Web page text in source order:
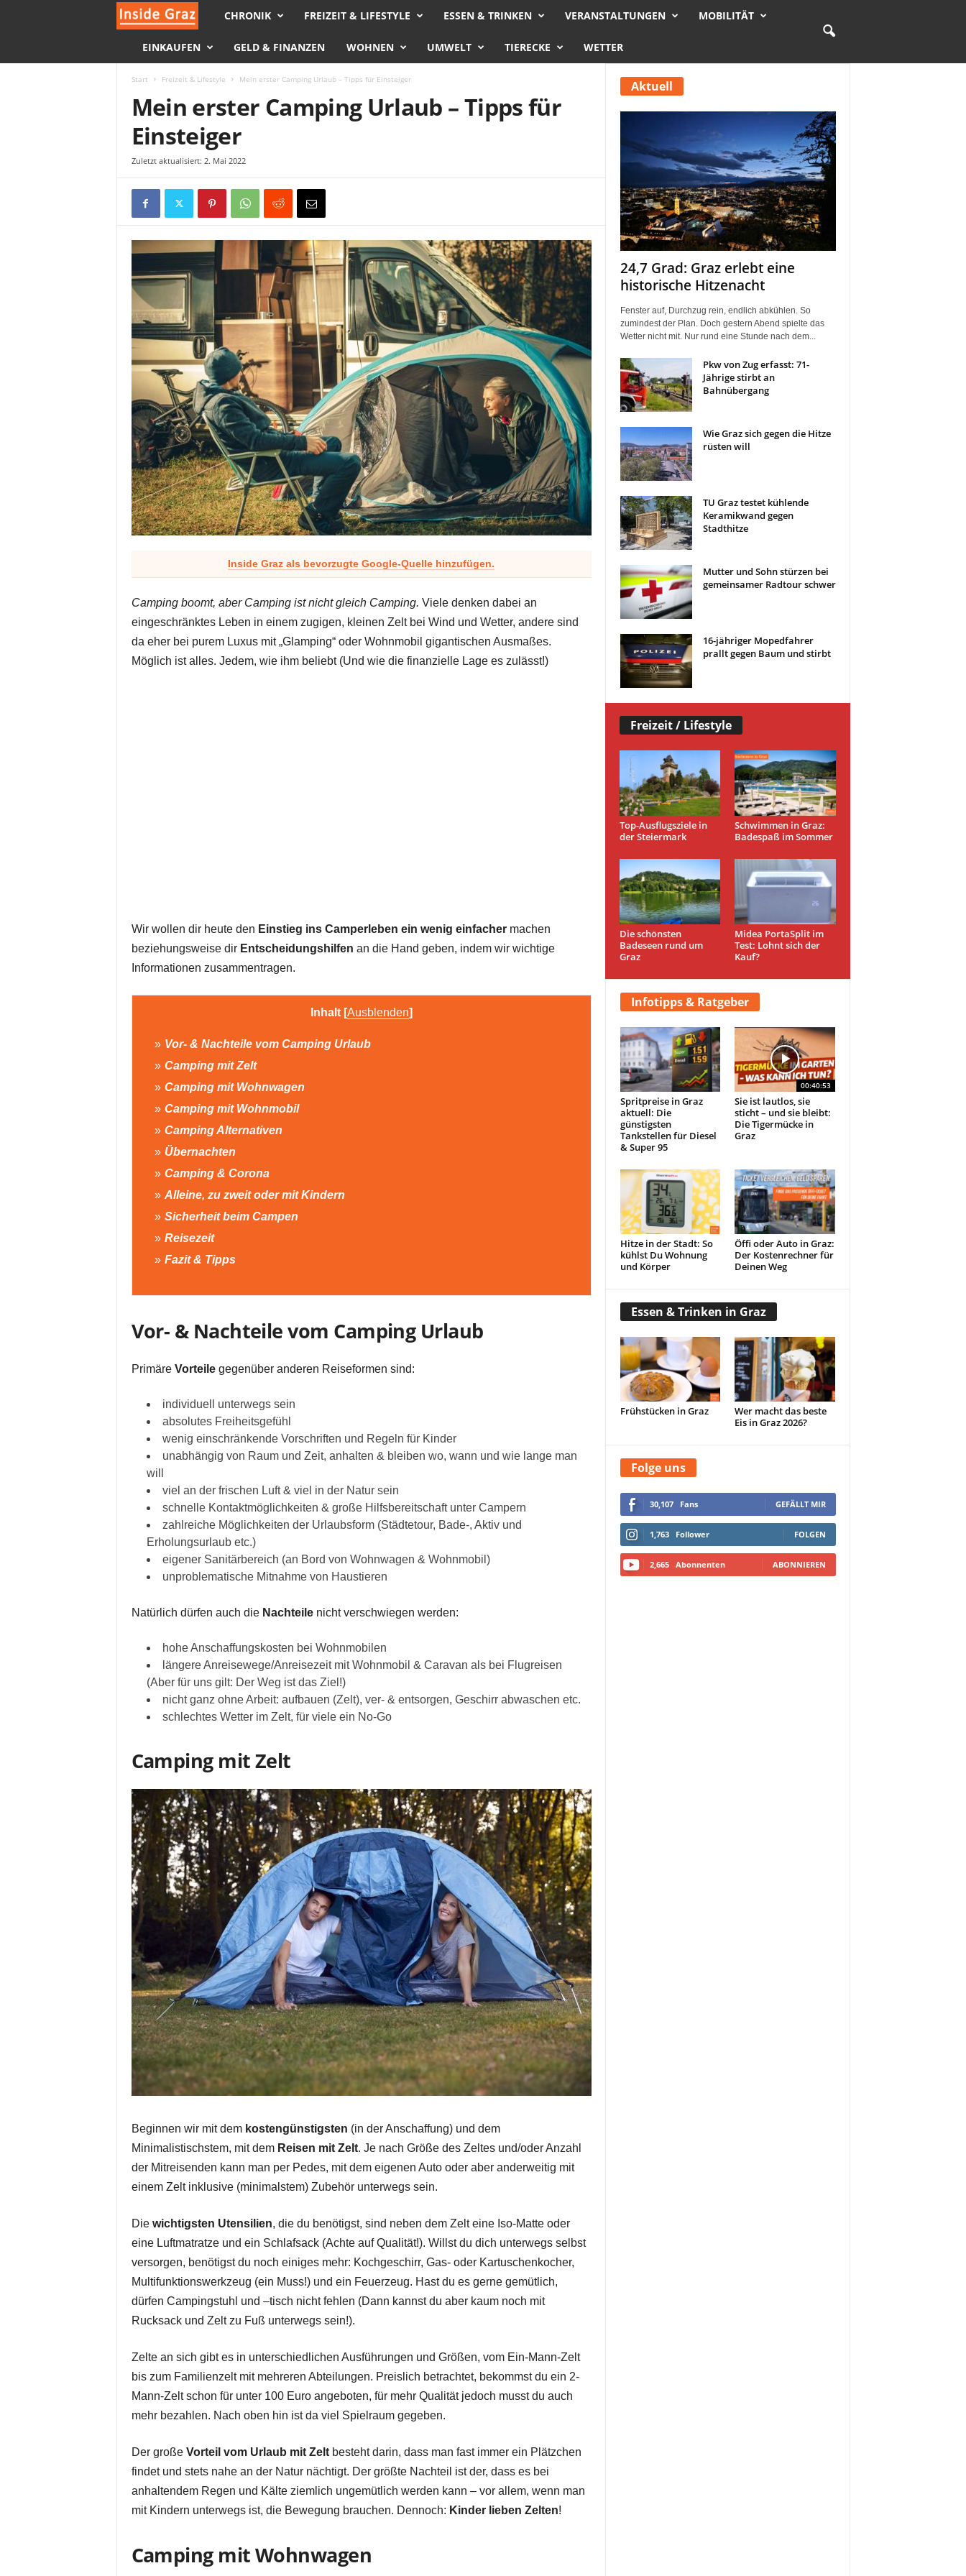
s
i
d
G
a
CHRONIK FREIZEIT & LIFESTYLE ESSEN & TRINKEN VERANSTALTUNGEN MOBILITÄT
EINKAUFEN GELD & FINANZEN WOHNEN UMWELT TIERECKE WETTER
Start Freizeit & Lifestyle Mein erster Camping Urlaub – Tipps für Einsteiger
Mein erster Camping Urlaub – Tipps für
Einsteiger
Zuletzt aktualisiert: 2. Mai 2022
Inside Graz als bevorzugte Google-Quelle hinzufügen.
Camping boomt, aber Camping ist nicht gleich Camping. Viele denken dabei an
eingeschränktes Leben in einem zugigen, kleinen Zelt bei Wind und Wetter, andere sind
da eher bei purem Luxus mit „Glamping“ oder Wohnmobil gigantischen Ausmaßes.
Möglich ist alles. Jedem, wie ihm beliebt (Und wie die finanzielle Lage es zulässt!)
Wir wollen dir heute den Einstieg ins Camperleben ein wenig einfachermachen
beziehungsweise dir Entscheidungshilfen an die Hand geben, indem wir wichtige
Informationen zusammentragen.
Inhalt [Ausblenden]
Vor- & Nachteile vom Camping Urlaub
Camping mit Zelt
Camping mit Wohnwagen
Camping mit Wohnmobil
Camping Alternativen
Übernachten
Camping & Corona
Alleine, zu zweit oder mit Kindern
Sicherheit beim Campen
Reisezeit
Fazit & Tipps
Vor- & Nachteile vom Camping Urlaub
Primäre Vorteilegegenüber anderen Reiseformen sind:
individuell unterwegs sein
absolutes Freiheitsgefühl
wenig einschränkende Vorschriften und Regeln für Kinder
unabhängig von Raum und Zeit, anhalten & bleiben wo, wann und wie lange man
will
viel an der frischen Luft & viel in der Natur sein
schnelle Kontaktmöglichkeiten & große Hilfsbereitschaft unter Campern
zahlreiche Möglichkeiten der Urlaubsform (Städtetour, Bade-, Aktiv und
Erholungsurlaub etc.)
eigener Sanitärbereich (an Bord von Wohnwagen & Wohnmobil)
unproblematische Mitnahme von Haustieren
Natürlich dürfen auch die Nachteilenicht verschwiegen werden:
hohe Anschaffungskosten bei Wohnmobilen
längere Anreisewege/Anreisezeit mit Wohnmobil & Caravan als bei Flugreisen
(Aber für uns gilt: Der Weg ist das Ziel!)
nicht ganz ohne Arbeit: aufbauen (Zelt), ver- & entsorgen, Geschirr abwaschen etc.
schlechtes Wetter im Zelt, für viele ein No-Go
Camping mit Zelt
Beginnen wir mit dem kostengünstigsten (in der Anschaffung) und dem
Minimalistischstem, mit dem Reisen mit Zelt. Je nach Größe des Zeltes und/oder Anzahl
der Mitreisenden kann man per Pedes, mit dem eigenen Auto oder aber anderweitig mit
einem Zelt inklusive (minimalstem) Zubehör unterwegs sein.
Die wichtigsten Utensilien, die du benötigst, sind neben dem Zelt eine Iso-Matte oder
eine Luftmatratze und ein Schlafsack (Achte auf Qualität!). Willst du dich unterwegs selbst
versorgen, benötigst du noch einiges mehr: Kochgeschirr, Gas- oder Kartuschenkocher,
Multifunktionswerkzeug (ein Muss!) und ein Feuerzeug. Hast du es gerne gemütlich,
dürfen Campingstuhl und –tisch nicht fehlen (Dann kannst du aber kaum noch mit
Rucksack und Zelt zu Fuß unterwegs sein!).
Zelte an sich gibt es in unterschiedlichen Ausführungen und Größen, vom Ein-Mann-Zelt
bis zum Familienzelt mit mehreren Abteilungen. Preislich betrachtet, bekommst du ein 2-
Mann-Zelt schon für unter 100 Euro angeboten, für mehr Qualität jedoch musst du auch
mehr bezahlen. Nach oben hin ist da viel Spielraum gegeben.
Der große Vorteil vom Urlaub mit Zeltbesteht darin, dass man fast immer ein Plätzchen
findet und stets nahe an der Natur nächtigt. Der größte Nachteil ist der, dass es bei
anhaltendem Regen und Kälte ziemlich ungemütlich werden kann – vor allem, wenn man
mit Kindern unterwegs ist, die Bewegung brauchen. Dennoch: Kinder lieben Zelten!
Camping mit Wohnwagen
Aktuell
24,7 Grad: Graz erlebt eine
historische Hitzenacht
Fenster auf, Durchzug rein, endlich abkühlen. So
zumindest der Plan. Doch gestern Abend spielte das
Wetter nicht mit. Nur rund eine Stunde nach dem...
Pkw von Zug erfasst: 71-
Jährige stirbt an
Bahnübergang
Wie Graz sich gegen die Hitze
rüsten will
TU Graz testet kühlende
Keramikwand gegen
Stadthitze
Mutter und Sohn stürzen bei
gemeinsamer Radtour schwer
16-jähriger Mopedfahrer
prallt gegen Baum und stirbt
Freizeit / Lifestyle
Top-Ausflugsziele in
der Steiermark
Schwimmen in Graz:
Badespaß im Sommer
Die schönsten
Badeseen rund um
Graz
Midea PortaSplit im
Test: Lohnt sich der
Kauf?
Infotipps & Ratgeber
Spritpreise in Graz
aktuell: Die
günstigsten
Tankstellen für Diesel
& Super 95
00:40:53
Sie ist lautlos, sie
sticht – und sie bleibt:
Die Tigermücke in
Graz
Hitze in der Stadt: So
kühlst Du Wohnung
und Körper
Öffi oder Auto in Graz:
Der Kostenrechner für
Deinen Weg
Essen & Trinken in Graz
Frühstücken in Graz
Wer macht das beste
Eis in Graz 2026?
Folge uns
30,107 Fans GEFÄLLT MIR
1,763 Follower FOLGEN
2,665 Abonnenten ABONNIEREN